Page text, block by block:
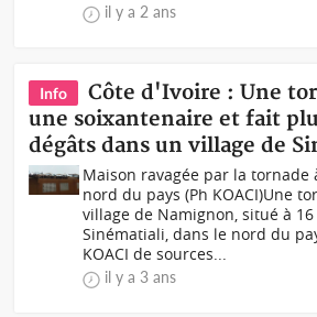
il y a 2 ans
Info
Côte d'Ivoire : Une
une soixantenaire et fait
dégâts dans un village de
Maison ravagée par la tornade
nord du pays (Ph KOACI) Une
village de Namignon, situé à
Sinématiali, dans le nord du
KOACI de sources...
il y a 3 ans